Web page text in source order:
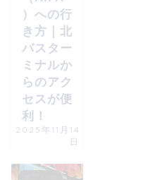
）への行
き方｜北
バスター
ミナルか
らのアク
セスが便
利！
2025年11月14
日